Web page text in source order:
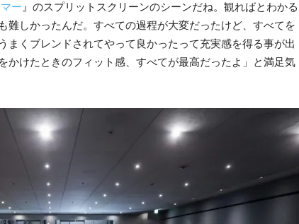
ー 』のスプリットスクリーンのシーンだね。観ればとわかる
難しかったんだ。すべての過程が大変だったけど、すべてを
まくブレンドされてやって良かったって充実感を得る事が出
かけたときのフィット感、すべてが最高だったよ」と満足気